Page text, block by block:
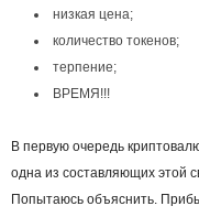
низкая цена;
количество токенов;
терпение;
ВРЕМЯ!!!
В первую очередь
одна из составляющих этой
Попытаюсь объяснить.